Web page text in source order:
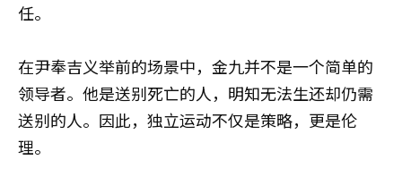
任。
在尹奉吉义举前的场景中，金九并不是一个简单的
领导者。他是送别死亡的人，明知无法生还却仍需
送别的人。因此，独立运动不仅是策略，更是伦
理。